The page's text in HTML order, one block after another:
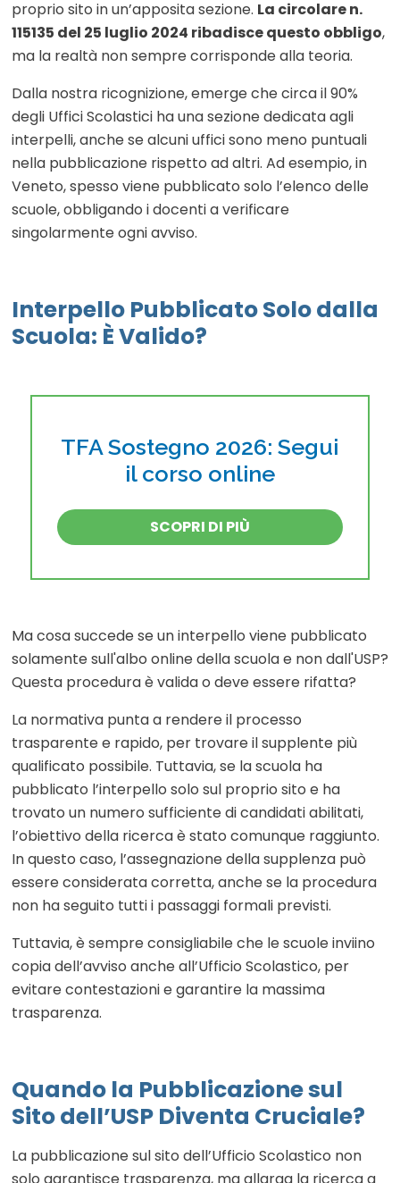
proprio sito in un’apposita sezione. La circolare n.
115135 del 25 luglio 2024 ribadisce questo obbligo,
ma la realtà non sempre corrisponde alla teoria.
Dalla nostra ricognizione, emerge che circa il 90%
degli Uffici Scolastici ha una sezione dedicata agli
interpelli, anche se alcuni uffici sono meno puntuali
nella pubblicazione rispetto ad altri. Ad esempio, in
Veneto, spesso viene pubblicato solo l’elenco delle
scuole, obbligando i docenti a verificare
singolarmente ogni avviso.
Interpello Pubblicato Solo dalla
Scuola: È Valido?
TFA Sostegno 2026: Segui
il corso online
SCOPRI DI PIÙ
Ma cosa succede se un interpello viene pubblicato
solamente sull'albo online della scuola e non dall'USP?
Questa procedura è valida o deve essere rifatta?
La normativa punta a rendere il processo
trasparente e rapido, per trovare il supplente più
qualificato possibile. Tuttavia, se la scuola ha
pubblicato l’interpello solo sul proprio sito e ha
trovato un numero sufficiente di candidati abilitati,
l’obiettivo della ricerca è stato comunque raggiunto.
In questo caso, l’assegnazione della supplenza può
essere considerata corretta, anche se la procedura
non ha seguito tutti i passaggi formali previsti.
Tuttavia, è sempre consigliabile che le scuole inviino
copia dell’avviso anche all’Ufficio Scolastico, per
evitare contestazioni e garantire la massima
trasparenza.
Quando la Pubblicazione sul
Sito dell’USP Diventa Cruciale?
La pubblicazione sul sito dell’Ufficio Scolastico non